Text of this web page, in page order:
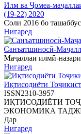
Илм ва Ҷомеа-
(19-22) 2020
Соли 2016 бо
Нигаред
Санъатшиносӣ-
Маҷаллаи илмӣ-
Нигаред
Иқтисодиёти
ISSN2310-3957
ИҚТИСОДИЁТИ
ЭКОНОМИКА
Дар
Нигаред